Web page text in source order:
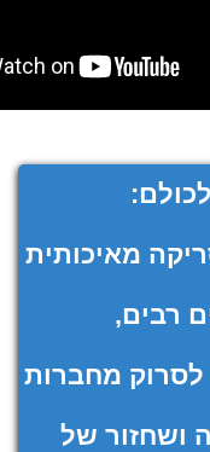
מאיכותית
רבים,
מחברות
ושחזור של